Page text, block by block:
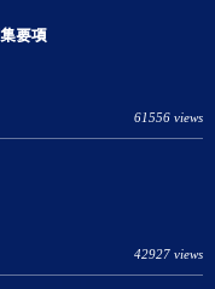
要項
61556 views
42927 views